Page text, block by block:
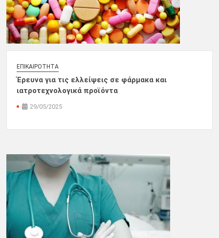
ΕΠΙΚΑΙΡΌΤΗΤΑ
Έρευνα για τις ελλείψεις σε φάρμακα και
ιατροτεχνολογικά προϊόντα
29/05/2025